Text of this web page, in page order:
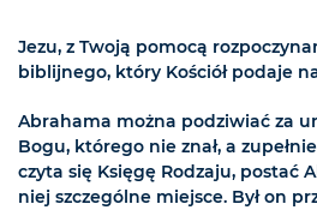
Jezu, z Twoją pomocą
biblijnego, który Kościół podaje
Abrahama można podziwiać za
Bogu, którego nie znał, a
czyta się Księgę Rodzaju, postać
niej szczególne miejsce. Był on